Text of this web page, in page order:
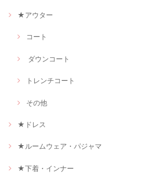
★アウター
コート
ダウンコート
トレンチコート
その他
★ドレス
★ルームウェア・パジャマ
★下着・インナー